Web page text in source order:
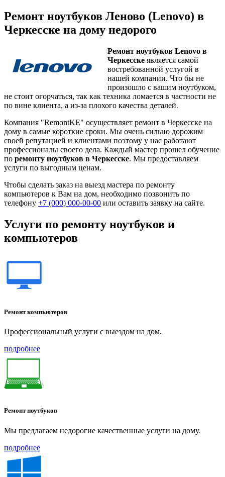
Ремонт ноутбуков Леново (Lenovo) в
Черкесске на дому недорого
Ремонт ноутбуков Lenovo в
Черкесске является самой
востребованной услугой в
нашей компании. Что бы не
произошло с вашим ноутбуком,
не стоит огорчаться, так как техника ломается в частности не
по вине клиента, а из-за плохого качества деталей.
Компания "RemontKE" осуществляет ремонт в Черкесске на
дому в самые короткие сроки. Мы очень сильно дорожим
своей репутацией и клиентами поэтому у нас работают
профессионалы своего дела. Каждый мастер прошел обучение
по ремонту ноутбуков в Черкесске. Мы предоставляем
услуги по выгодным ценам.
Чтобы сделать заказ на выезд мастера по ремонту
компьютеров к Вам на дом, необходимо позвонить по
телефону +7 (000) 000-00-00 или оставить заявку на сайте.
Услуги по ремонту ноутбуков и
компьютеров
Ремонт компьютеров
Профессиональный услуги с выездом на дом.
подробнее
Ремонт ноутбуков
Мы предлагаем недорогие качественные услуги на дому.
подробнее